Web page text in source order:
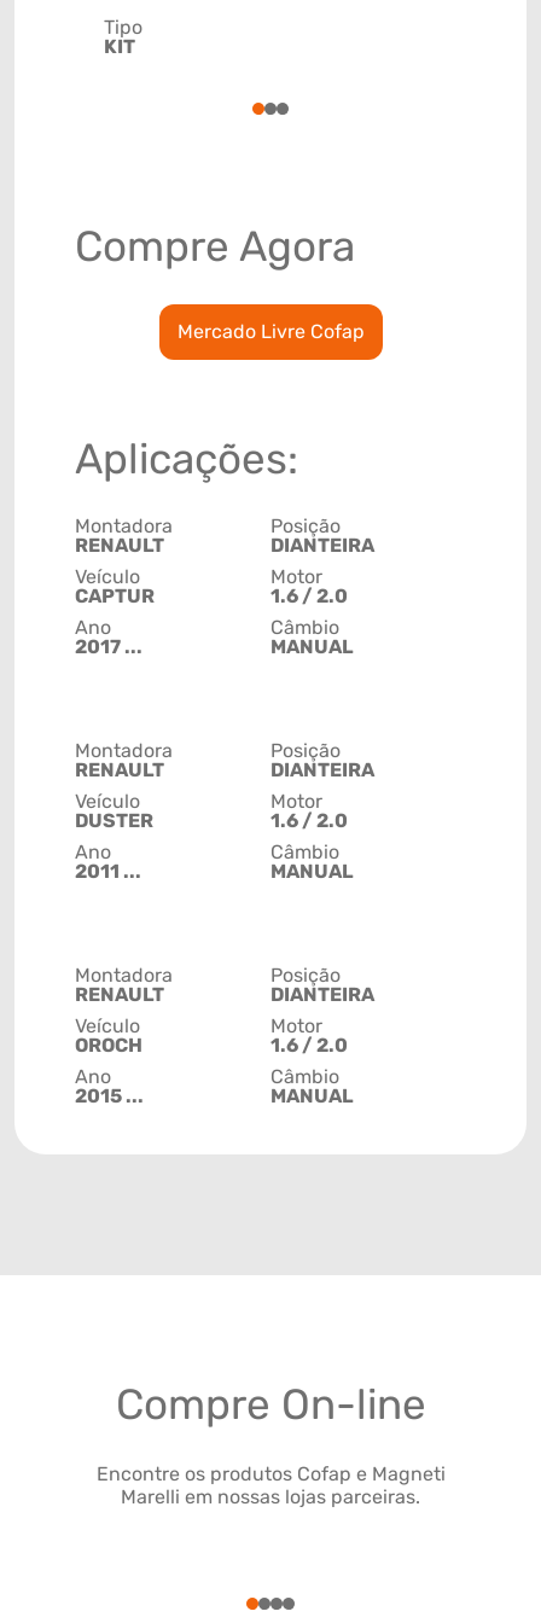
Tipo
KIT
123
Compre Agora
Mercado Livre Cofap
Aplicações:
Montadora
RENAULT
Veículo
CAPTUR
Ano
2017 ...
Posição
DIANTEIRA
Motor
1.6 / 2.0
Câmbio
MANUAL
Montadora
RENAULT
Veículo
DUSTER
Ano
2011 ...
Posição
DIANTEIRA
Motor
1.6 / 2.0
Câmbio
MANUAL
Montadora
RENAULT
Veículo
OROCH
Ano
2015 ...
Posição
DIANTEIRA
Motor
1.6 / 2.0
Câmbio
MANUAL
Compre On-line
Encontre os produtos Cofap e Magneti
Marelli em nossas lojas parceiras.
1234